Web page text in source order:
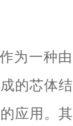
作为一种
的芯体
应用。